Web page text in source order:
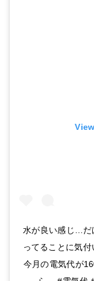
水が良い感じ…だ
ってることに気
今月の電気代が